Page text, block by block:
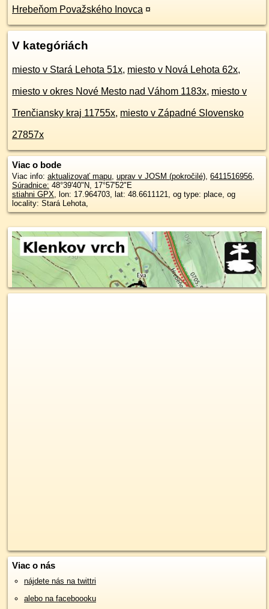
Hrebeňom Považského Inovca ¤
V kategóriách
miesto v Stará Lehota 51x, miesto v Nová Lehota 62x,
miesto v okres Nové Mesto nad Váhom 1183x, miesto v
Trenčiansky kraj 11755x, miesto v Západné Slovensko
27857x
Viac o bode
Viac info: aktualizovať mapu, uprav v JOSM (pokročilé), 6411516956,
Súradnice: 48°39'40"N, 17°57'52"E
stiahni GPX, lon: 17.964703, lat: 48.6611121, og type: place, og
locality: Stará Lehota,
Viac o nás
nájdete nás na twittri
alebo na faceboooku